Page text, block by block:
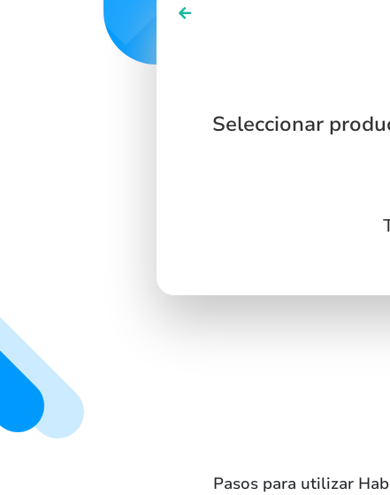
Seleccionar
Pasos para utilizar